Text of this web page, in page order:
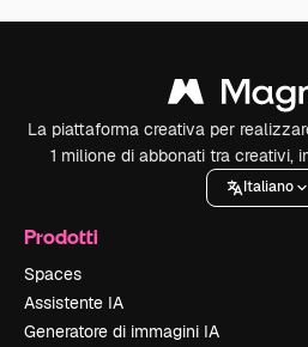
La piattaforma creativa per
1 milione di abbonati tra creativi,
Italiano
Prodotti
Spaces
Assistente IA
Generatore di immagini IA